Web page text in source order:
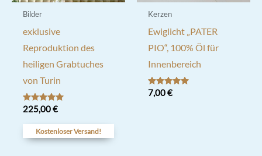
Bilder
exklusive
Reproduktion des
heiligen Grabtuches
von Turin
Bewertet mit
von 5
225,00€
Kostenloser Versand!
Kerzen
Ewiglicht „PATER
PIO“, 100% Öl für
Innenbereich
Bewertet mit
5.00
7,00€